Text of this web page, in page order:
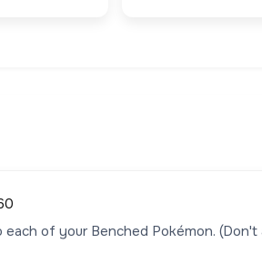
each of your Benched Pokémon.